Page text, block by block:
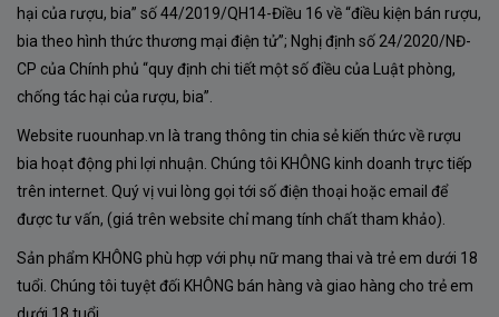
hại của rượu, bia” số 44/2019/QH14-Điều 16 về “điều kiện bán rượu,
bia theo hình thức thương mại điện tử”; Nghị định số 24/2020/NĐ-
CP của Chính phủ “quy định chi tiết một số điều của Luật phòng,
chống tác hại của rượu, bia”.
Website ruounhap.vn là trang thông tin chia sẻ kiến thức về rượu
bia hoạt động phi lợi nhuận. Chúng tôi KHÔNG kinh doanh trực tiếp
trên internet. Quý vị vui lòng gọi tới số điện thoại hoặc email để
được tư vấn, (giá trên website chỉ mang tính chất tham khảo).
Sản phẩm KHÔNG phù hợp với phụ nữ mang thai và trẻ em dưới 18
tuổi. Chúng tôi tuyệt đối KHÔNG bán hàng và giao hàng cho trẻ em